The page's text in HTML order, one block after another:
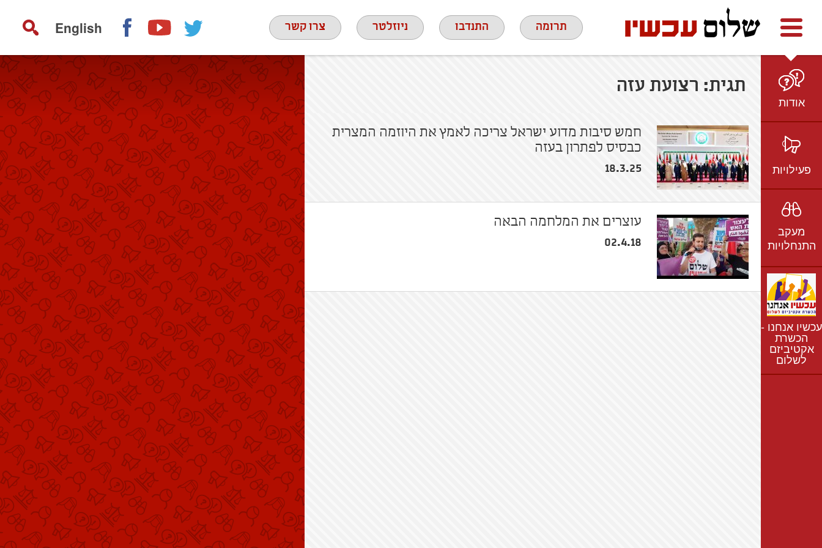
תרומה התנדבו ניוזלטר צרו קשר English Facebookyoutube twitter
אודות
הצוות
חזון ועמדות
אמיל גרינצווייג
שקיפות
פעילויות
ברשת
בתקשורת
וידאו
מעקב
התנחלויות
נתונים
חדשות
נושאים
רשימת התנחלויות
מפת התנחלויות
עכשיו אנחנו -
הכשרת
אקטיביזם
לשלום
תגית: רצועת עזה
חמש סיבות מדוע ישראל צריכה לאמץ את היוזמה המצרית
כבסיס לפתרון בעזה
18.3.25
עוצרים את המלחמה הבאה
02.4.18